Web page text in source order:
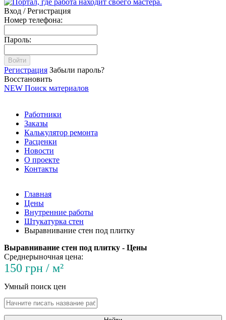
Вход / Регистрация
Номер телефона:
Пароль:
Войти
Регистрация Забыли пароль?
Восстановить
NEW Поиск материалов
Работники
Заказы
Калькулятор ремонта
Расценки
Новости
О проекте
Контакты
Главная
Цены
Внутренние работы
Штукатурка стен
Выравнивание стен под плитку
Выравнивание стен под плитку - Цены
Среднерыночная цена:
150 грн / м²
Умный поиск цен